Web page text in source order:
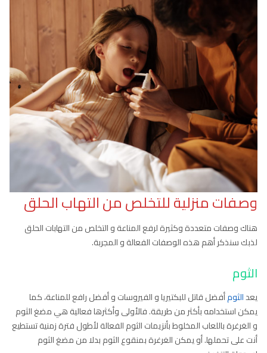
وصفات منزلية للتخلص من التهاب الحلق
هناك وصفات متعددة وكثيرة لرفع المناعة و التخلص من التهابات الحلق
لذبك سنذكر أهم هذه الوصفات الفعالة و المجربة.
الثوم
يعدالثومأفضل قاتل للبكتيريا و الفيروسات و أفضل رافع للمناعة، كما
يمكن استخدامه بأكثر من طريقة. فالأولى وأكثرها فعالية هي مضغ الثوم
و الغرغرة باللعاب المخلوط بأنزيمات الثوم الفعالة لأطول فترة زمنية تستطيع
أنت على تحملها. أو يمكن الغرغرة بمنقوع الثوم بدلا من مضغ الثوم